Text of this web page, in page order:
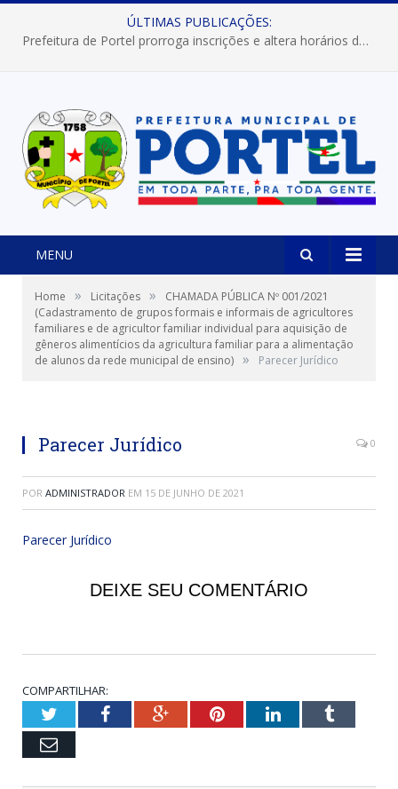
ÚLTIMAS PUBLICAÇÕES:
Prefeitura de Portel prorroga inscrições e altera horários dos concursos “Musa” e “Miss Mix Verão 2026”
MENU
Home » Licitações »
CHAMADA PÚBLICA Nº 001/2021
(Cadastramento de grupos formais e informais de agricultores
familiares e de agricultor familiar individual para aquisição de
gêneros alimentícios da agricultura familiar para a alimentação
de alunos da rede municipal de ensino) » Parecer Jurídico
Parecer Jurídico 0
POR ADMINISTRADOR EM 15 DE JUNHO DE 2021
Parecer Jurídico
DEIXE SEU COMENTÁRIO
COMPARTILHAR:
TwitterFacebookGoogle+PinterestLinkedInTumblr
Email